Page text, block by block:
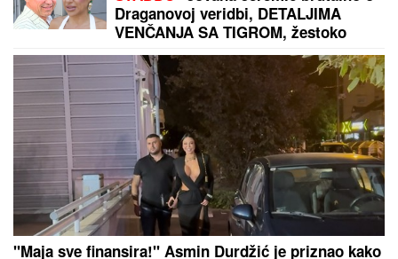
Sve što ste znali o Kini je pogrešno! Kineskinja u
Srbiji razbila zablude i otkrila zašto je izabrala
Beograd